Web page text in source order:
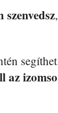
az